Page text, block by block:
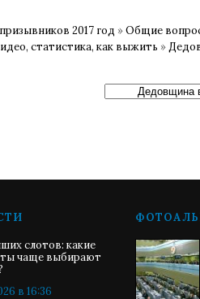
2017 год »Общие
статистика, как выжить »
слотов: какие
чаще выбирают
в 16:36